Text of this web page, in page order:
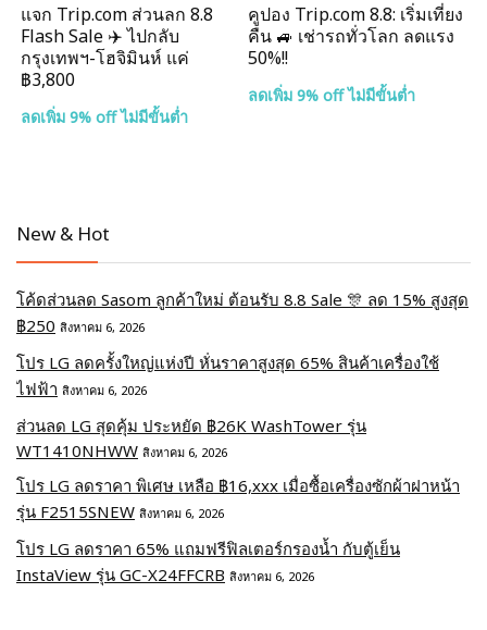
แจก Trip.com ส่วนลก 8.8
Flash Sale ✈️ ไปกลับ
กรุงเทพฯ-โฮจิมินห์ แค่
฿3,800
ลดเพิ่ม 9% off ไม่มีขั้นต่ำ
คูปอง Trip.com 8.8: เริ่มเที่ยง
คืน 🚙 เช่ารถทั่วโลก ลดแรง
50%!!
ลดเพิ่ม 9% off ไม่มีขั้นต่ำ
New & Hot
โค้ดส่วนลด Sasom ลูกค้าใหม่ ต้อนรับ 8.8 Sale 🎊 ลด 15% สูงสุด
฿250 สิงหาคม 6, 2026
โปร LG ลดครั้งใหญ่แห่งปี หั่นราคาสูงสุด 65% สินค้าเครื่องใช้
ไฟฟ้า สิงหาคม 6, 2026
ส่วนลด LG สุดคุ้ม ประหยัด ฿26K WashTower รุ่น
WT1410NHWW สิงหาคม 6, 2026
โปร LG ลดราคา พิเศษ เหลือ ฿16,xxx เมื่อซื้อเครื่องซักผ้าฝาหน้า
รุ่น F2515SNEW สิงหาคม 6, 2026
โปร LG ลดราคา 65% แถมฟรีฟิลเตอร์กรองน้ำ กับตู้เย็น
InstaView รุ่น GC-X24FFCRB สิงหาคม 6, 2026